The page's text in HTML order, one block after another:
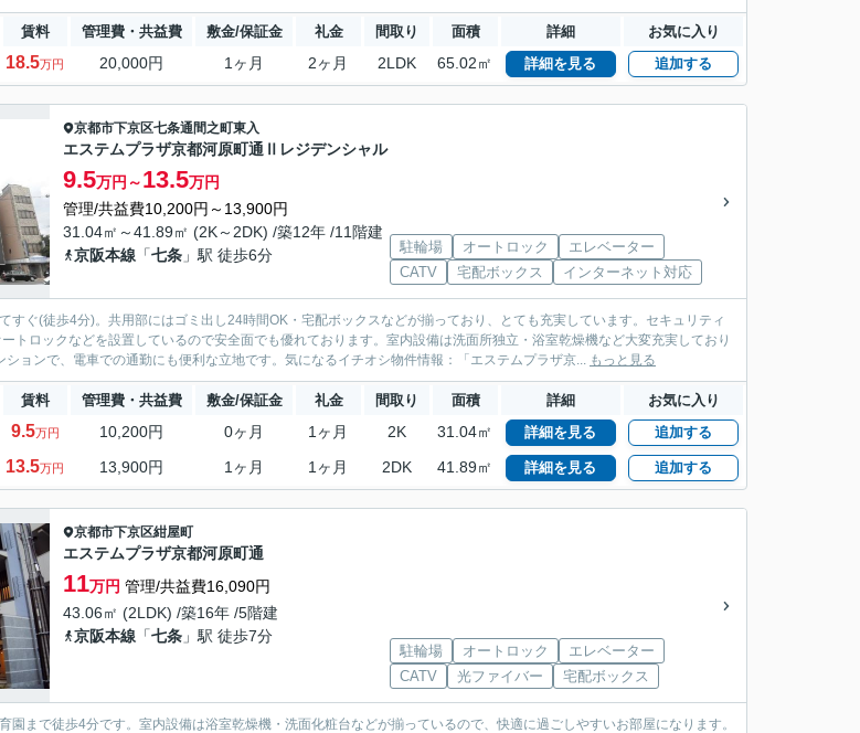
賃料 管理費・共益費 敷金/保証金 礼金 間取り 面積 詳細 お気に入り
18.5万円 20,000円 1ヶ月 2ヶ月 2LDK 65.02㎡ 詳細を見る 追加する
京都市下京区七条通間之町東入
エステムプラザ京都河原町通Ⅱレジデンシャル
9.5万円～13.5万円
管理/共益費10,200円～13,900円
31.04㎡～41.89㎡ (2K～2DK) /築12年 /11階建
京阪本線 「七条 」駅 徒歩6分 駐輪場 オートロック
エレベーター
CATV
宅配ボックス インターネット対応
すぐ(徒歩4分)。共用部にはゴミ出し24時間OK・宅配ボックスなどが揃っており、とても充実しています。セキュリティ
トロックなどを設置しているので安全面でも優れております。室内設備は洗面所独立・浴室乾燥機など大変充実しており
ションで、電車での通勤にも便利な立地です。気になるイチオシ物件情報：「エステムプラザ京... もっと見る
賃料 管理費・共益費 敷金/保証金 礼金 間取り 面積 詳細 お気に入り
9.5万円 10,200円 0ヶ月 1ヶ月 2K 31.04㎡ 詳細を見る 追加する
13.5万円 13,900円 1ヶ月 1ヶ月 2DK 41.89㎡ 詳細を見る 追加する
京都市下京区紺屋町
エステムプラザ京都河原町通
11万円 管理/共益費16,090円
43.06㎡ (2LDK) /築16年 /5階建
京阪本線 「七条 」駅 徒歩7分
駐輪場 オートロック
エレベーター
CATV
光ファイバー 宅配ボックス
園まで徒歩4分です。室内設備は浴室乾燥機・洗面化粧台などが揃っているので、快適に過ごしやすいお部屋になります。